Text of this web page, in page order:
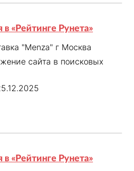
в «Рейтинге Рунета»
"Menza" г Москва
сайта в поисковых
в «Рейтинге Рунета»